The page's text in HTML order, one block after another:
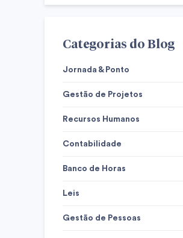
Categorias do Blog
Jornada & Ponto
Gestão de Projetos
Recursos Humanos
Contabilidade
Banco de Horas
Leis
Gestão de Pessoas